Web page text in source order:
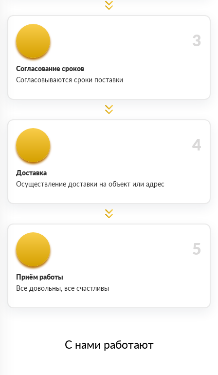
Согласование сроков
Согласовываются сроки поставки
Доставка
Осуществление доставки на объект или адрес
Приём работы
Все довольны, все счастливы
С нами работают